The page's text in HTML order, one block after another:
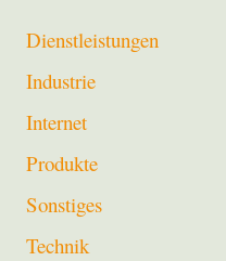
Dienstleistungen
Industrie
Internet
Produkte
Sonstiges
Technik